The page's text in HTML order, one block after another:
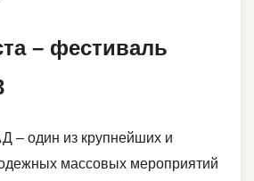
– фестиваль
– один из крупнейших и
массовых мероприятий